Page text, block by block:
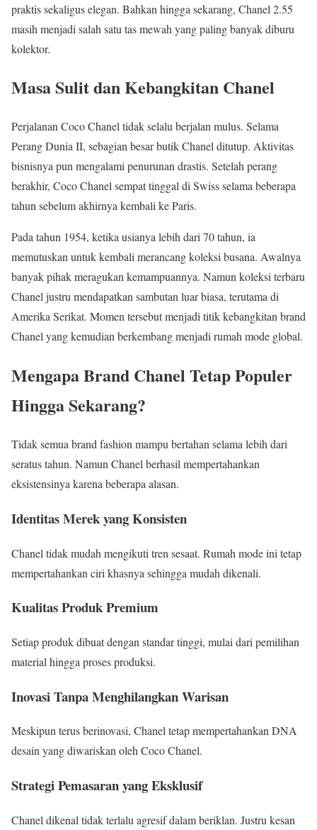
praktis sekaligus elegan. Bahkan hingga sekarang, Chanel 2.55
masih menjadi salah satu tas mewah yang paling banyak diburu
kolektor.
Masa Sulit dan Kebangkitan Chanel
Perjalanan Coco Chanel tidak selalu berjalan mulus. Selama
Perang Dunia II, sebagian besar butik Chanel ditutup. Aktivitas
bisnisnya pun mengalami penurunan drastis. Setelah perang
berakhir, Coco Chanel sempat tinggal di Swiss selama beberapa
tahun sebelum akhirnya kembali ke Paris.
Pada tahun 1954, ketika usianya lebih dari 70 tahun, ia
memutuskan untuk kembali merancang koleksi busana. Awalnya
banyak pihak meragukan kemampuannya. Namun koleksi terbaru
Chanel justru mendapatkan sambutan luar biasa, terutama di
Amerika Serikat. Momen tersebut menjadi titik kebangkitan brand
Chanel yang kemudian berkembang menjadi rumah mode global.
Mengapa Brand Chanel Tetap Populer
Hingga Sekarang?
Tidak semua brand fashion mampu bertahan selama lebih dari
seratus tahun. Namun Chanel berhasil mempertahankan
eksistensinya karena beberapa alasan.
Identitas Merek yang Konsisten
Chanel tidak mudah mengikuti tren sesaat. Rumah mode ini tetap
mempertahankan ciri khasnya sehingga mudah dikenali.
Kualitas Produk Premium
Setiap produk dibuat dengan standar tinggi, mulai dari pemilihan
material hingga proses produksi.
Inovasi Tanpa Menghilangkan Warisan
Meskipun terus berinovasi, Chanel tetap mempertahankan DNA
desain yang diwariskan oleh Coco Chanel.
Strategi Pemasaran yang Eksklusif
Chanel dikenal tidak terlalu agresif dalam beriklan. Justru kesan